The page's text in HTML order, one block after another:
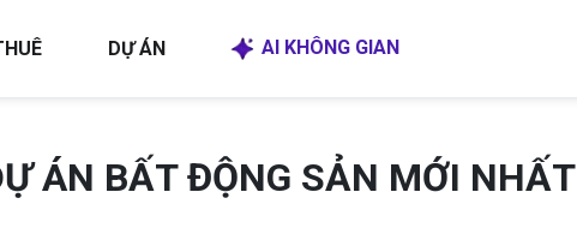
DỰ ÁN AI KHÔNG GIAN
ÁN BẤT ĐỘNG SẢN MỚI NHẤT